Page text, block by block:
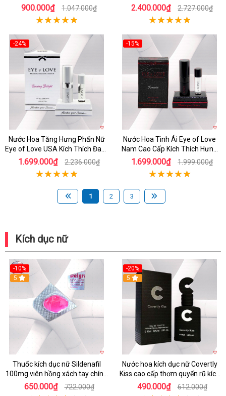
900.000₫ 1.047.000₫
Mạnh Mẽ
2.400.000₫ 2.727.000₫
-24%
Nước Hoa Tăng Hưng Phấn Nữ
Eye of Love USA Kích Thích Đam
Mê Mùi Hương Quyến Rũ
1.699.000₫ 2.236.000₫
-15%
Nước Hoa Tình Ái Eye of Love
Nam Cao Cấp Kích Thích Hưng
Phấn
1.699.000₫ 1.999.000₫
1 2 3
Kích dục nữ
-10%
5
Thuốc kích dục nữ Sildenafil
100mg viên hồng xách tay chính
hãng
650.000₫ 722.000₫
-20%
5
Nước hoa kích dục nữ Covertly
Kiss cao cấp thơm quyến rũ kích
thích phái đẹp
490.000₫ 612.000₫